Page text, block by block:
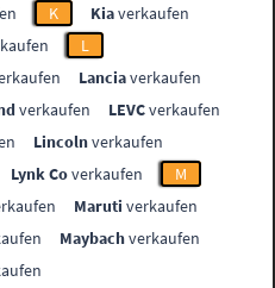
K Kiaverkaufen
L
Lanciaverkaufen
verkaufen LEVCverkaufen
Lincolnverkaufen
Lynk Coverkaufen
M
Maruti verkaufen
Maybachverkaufen